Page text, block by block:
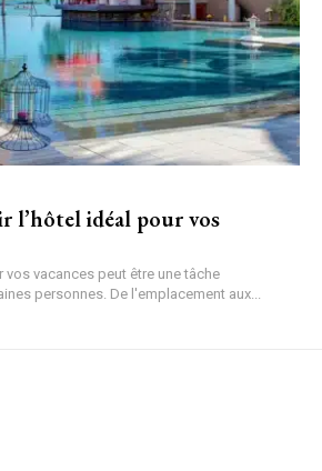
l’hôtel idéal pour vos
vos vacances peut être une tâche
personnes. De l'emplacement aux...